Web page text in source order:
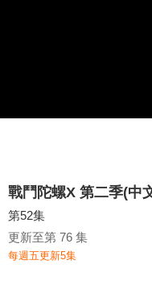
戰鬥陀螺X 第二季(中
第52集
更新至第 76 集
每週五更新5集